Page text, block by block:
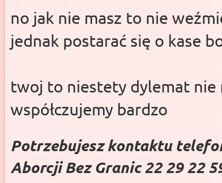
no jak nie masz to nie
jednak postarać się o kase
twoj to niestety dylemat nie
współczujemy bardzo
Potrzebujesz kontaktu
Aborcji Bez Granic 22 29 22